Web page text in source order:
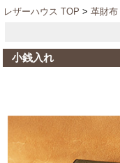
レザーハウス TOP > 革財布
小銭入れ